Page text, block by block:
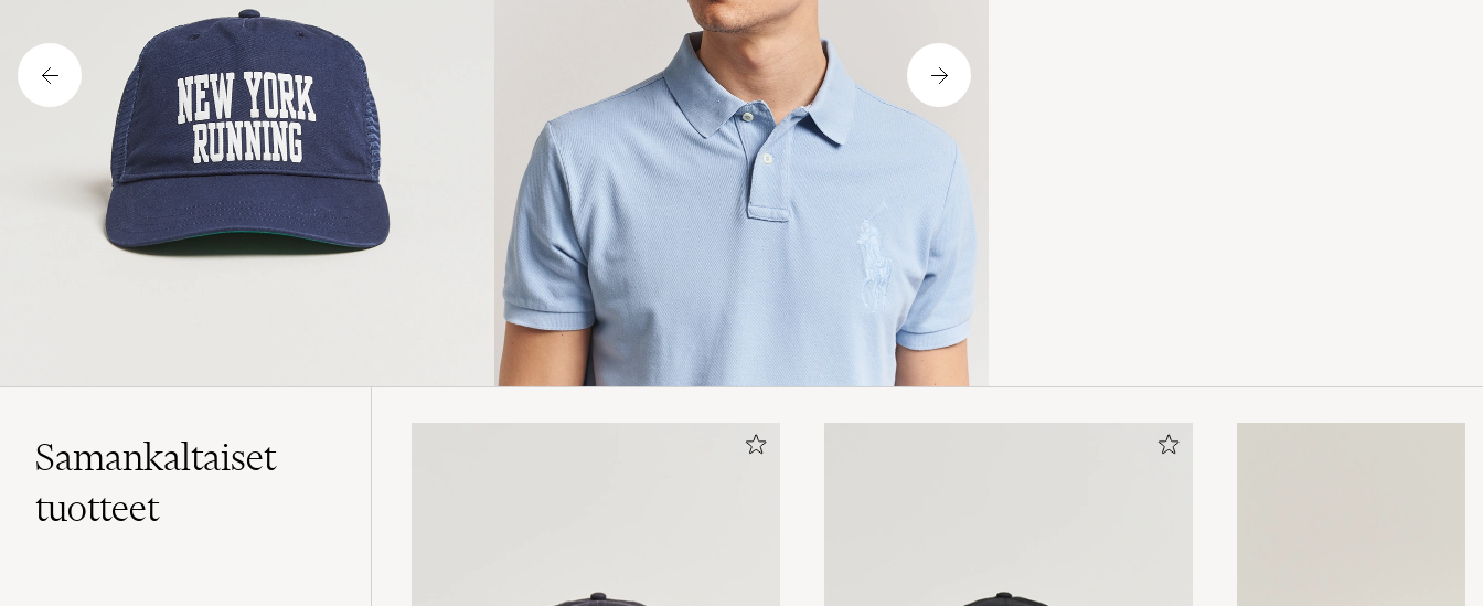
Samankaltaiset
tuotteet